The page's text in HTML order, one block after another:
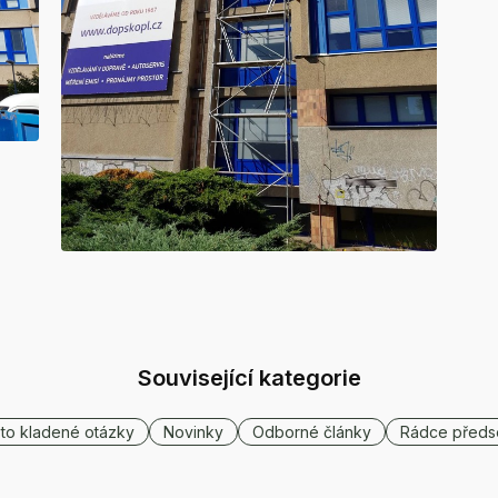
Související kategorie
kladené otázky Novinky Odborné články Rádce